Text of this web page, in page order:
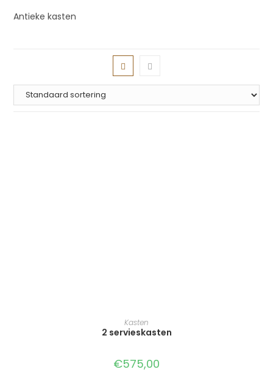
Antieke kasten
TOEVOEGEN AAN WINKELWAGEN
Kasten
2 servieskasten
€575,00